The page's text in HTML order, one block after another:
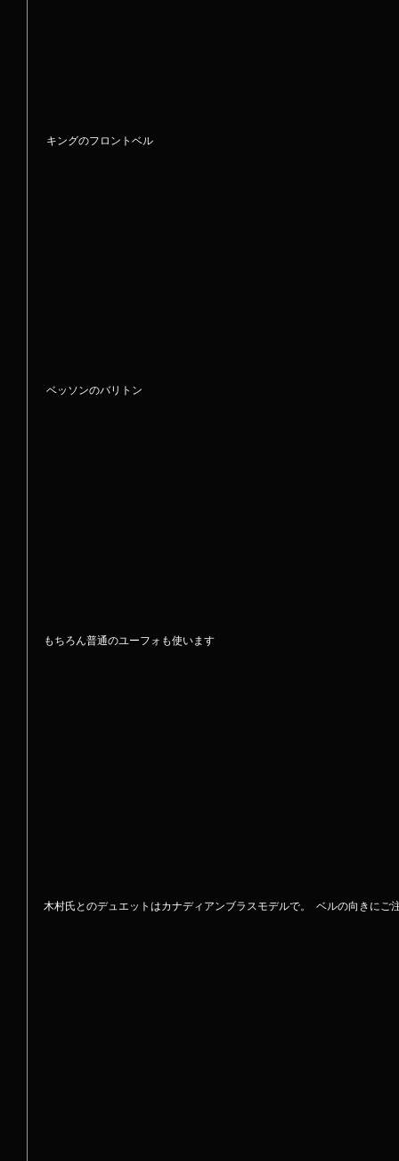
キングのフロントベル
ベッソンのバリトン
もちろん普通のユーフォも使います
木村氏とのデュエットはカナディアンブラスモデルで。  ベルの向きにご